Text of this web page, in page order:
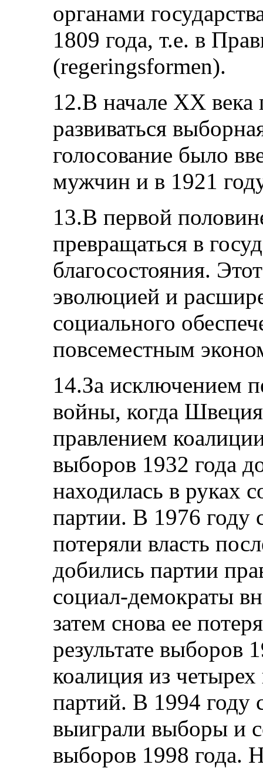
органами
1809 года, т.е. в
(rеgеringsfоrmеn).
12.В начале ХХ века
развиваться
голосование было
мужчин и в 1921
13.В первой
превращаться в
благосостояния.
эволюцией и
социального
повсеместным
14.За исключением
войны, когда
правлением
выборов 1932 года
находилась в руках
партии. В 1976 году
потеряли власть
добились партии
социал-демократы
затем снова ее
результате выборов
коалиция из
партий. В 1994 году
выиграли выборы и
выборов 1998 года.